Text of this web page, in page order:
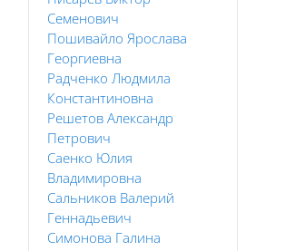
Семенович
Пошивайло Ярослава
Георгиевна
Радченко Людмила
Константиновна
Решетов Александр
Петрович
Саенко Юлия
Владимировна
Сальников Валерий
Геннадьевич
Симонова Галина